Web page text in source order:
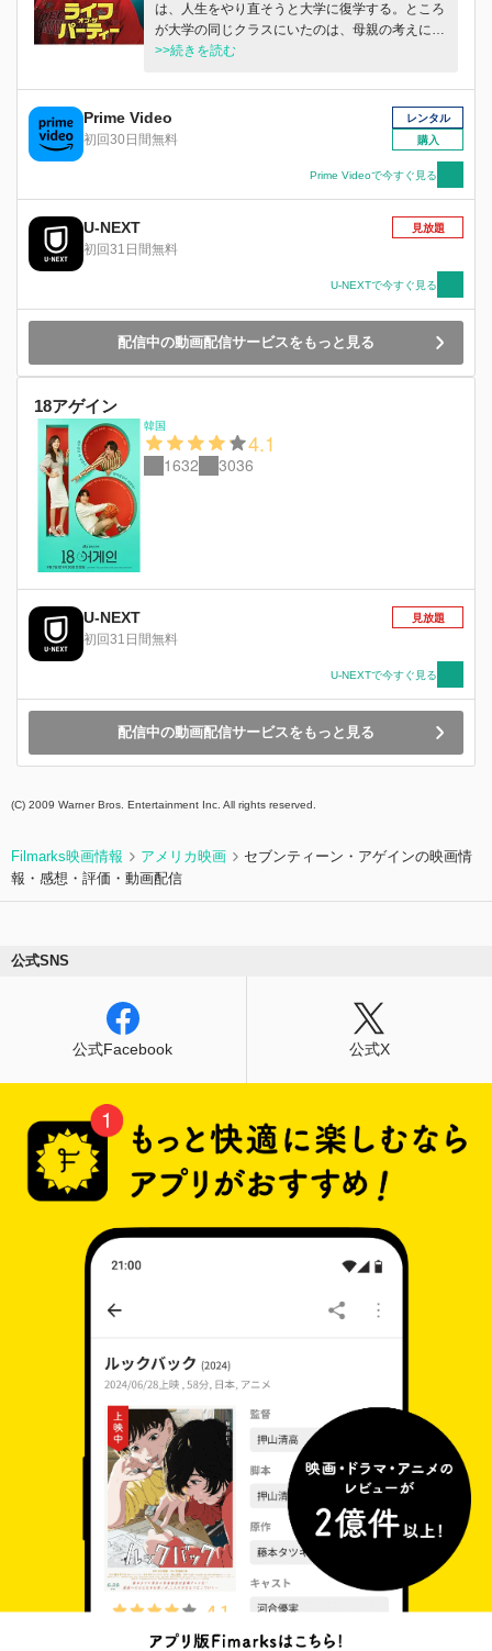
は、人生をやり直そうと大学に復学する。ところ
が大学の同じクラスにいたのは、母親の考えに納
得できないディアナの娘だった。思ったことは何
生活を満喫し…。
>>続きを読む
Prime Video
初回30日間無料
レンタル
購入
Prime Videoで今すぐ見る
U-NEXT
初回31日間無料
見放題
U-NEXTで今すぐ見る
配信中の動画配信サービスをもっと見る
18アゲイン
韓国
4.1
1632 3036
U-NEXT
初回31日間無料
見放題
U-NEXTで今すぐ見る
配信中の動画配信サービスをもっと見る
(C) 2009 Warner Bros. Entertainment Inc. All rights reserved.
Filmarks映画情報 アメリカ映画
セブンティーン・アゲインの映画情
報・感想・評価・動画配信
公式SNS
公式Facebook 公式X